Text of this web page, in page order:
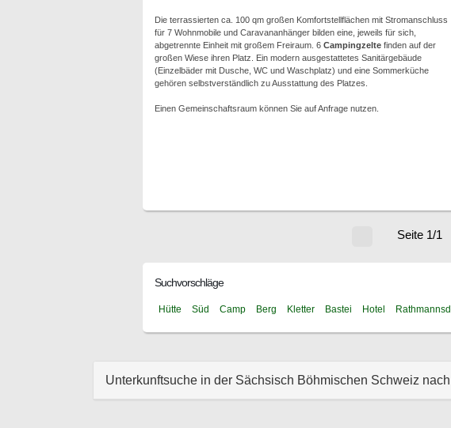
Die terrassierten ca. 100 qm großen Komfortstellflächen mit Stromanschluss
für 7 Wohnmobile und Caravananhänger bilden eine, jeweils für sich,
abgetrennte Einheit mit großem Freiraum. 6 Campingzeltefinden auf der
großen Wiese ihren Platz. Ein modern ausgestattetes Sanitärgebäude
(Einzelbäder mit Dusche, WC und Waschplatz) und eine Sommerküche
gehören selbstverständlich zu Ausstattung des Platzes.
Einen Gemeinschaftsraum können Sie auf Anfrage nutzen.
Seite 1/1
Suchvorschläge
Hütte Süd Camp Berg Kletter Bastei Hotel
Unterkunftsuche in der Sächsisch Böhmischen Schweiz